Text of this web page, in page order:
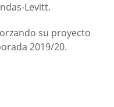
Levitt.
su proyecto
2019/20.